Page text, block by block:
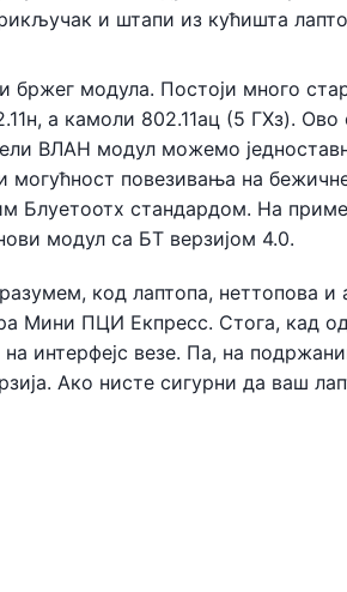
и штапи из кућишта
бржег модула. Постоји много
а камоли 802.11ац (5 ГХз).
ВЛАН модул можемо
могућност повезивања на
Блуетоотх стандардом. На
модул са БТ верзијом 4.0.
код лаптопа, неттопова и
Мини ПЦИ Екпресс. Стога, кад
интерфејс везе. Па, на
Ако нисте сигурни да ваш